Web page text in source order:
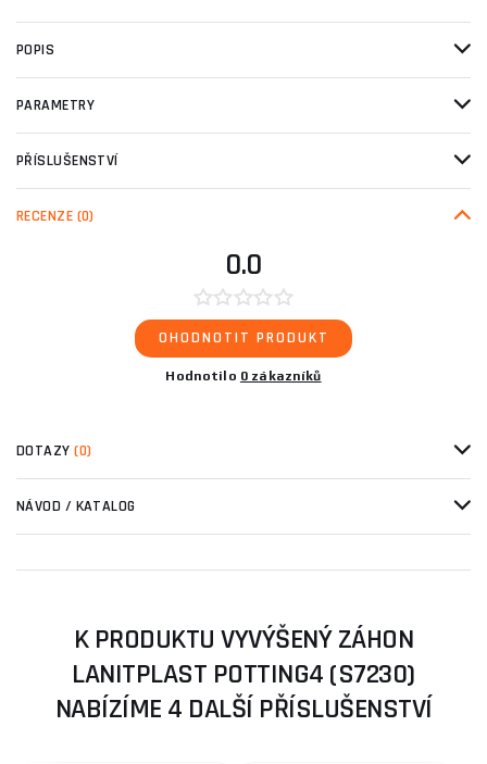
POPIS
PARAMETRY
PŘÍSLUŠENSTVÍ
RECENZE (0)
0.0
OHODNOTIT PRODUKT
Hodnotilo 0 zákazníků
DOTAZY(0)
NÁVOD / KATALOG
K PRODUKTU VYVÝŠENÝ ZÁHON
LANITPLAST POTTING4 (S7230)
NABÍZÍME 4 DALŠÍ PŘÍSLUŠENSTVÍ